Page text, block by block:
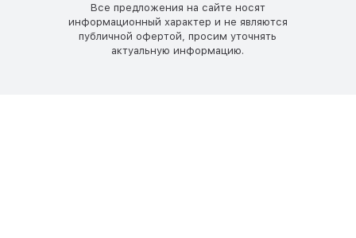
Все предложения на сайте носят
информационный характер и не являются
публичной офертой, просим уточнять
актуальную информацию.